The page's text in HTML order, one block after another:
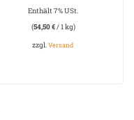
Enthält 7% USt.
(54,50€/ 1 kg)
zzgl.Versand